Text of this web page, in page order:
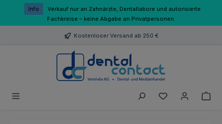
Zum Hauptinhalt springen
Info
Verkauf nur an Zahnärzte, Dentallabore und autorisierte
Fachkreise – keine Abgabe an Privatpersonen.
Kostenloser Versand ab 250 €
Du hast 0